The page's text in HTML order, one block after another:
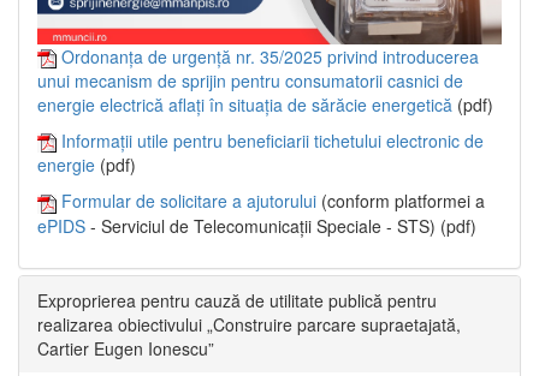
Ordonanța de urgență nr. 35/2025 privind introducerea
unui mecanism de sprijin pentru consumatorii casnici de
energie electrică aflați în situația de sărăcie energetică (pdf)
Informații utile pentru beneficiarii tichetului electronic de
energie (pdf)
Formular de solicitare a ajutorului (conform platformei a
ePIDS - Serviciul de Telecomunicații Speciale - STS) (pdf)
Exproprierea pentru cauză de utilitate publică pentru
realizarea obiectivului „Construire parcare supraetajată,
Cartier Eugen Ionescu”